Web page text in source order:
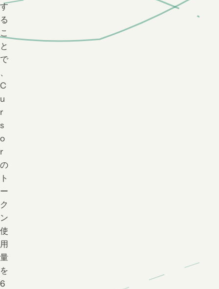
す
る
こ
と
で
、
C
u
r
s
o
r
の
ト
ー
ク
ン
使
用
量
を
6